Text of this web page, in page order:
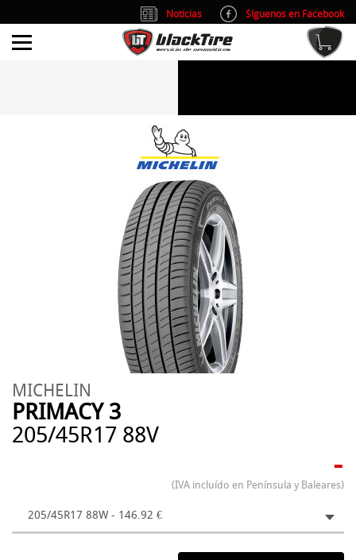
MICHELIN
PRIMACY 3
205/45R17 88V
-
(IVA incluído en Península y Baleares)
205/45R17 88W - 146.92 €
Noticias
Síguenos en Facebook
info@blacktire.es
Atención al cliente: L/V 9:00-14:00 y 15:00-19:00